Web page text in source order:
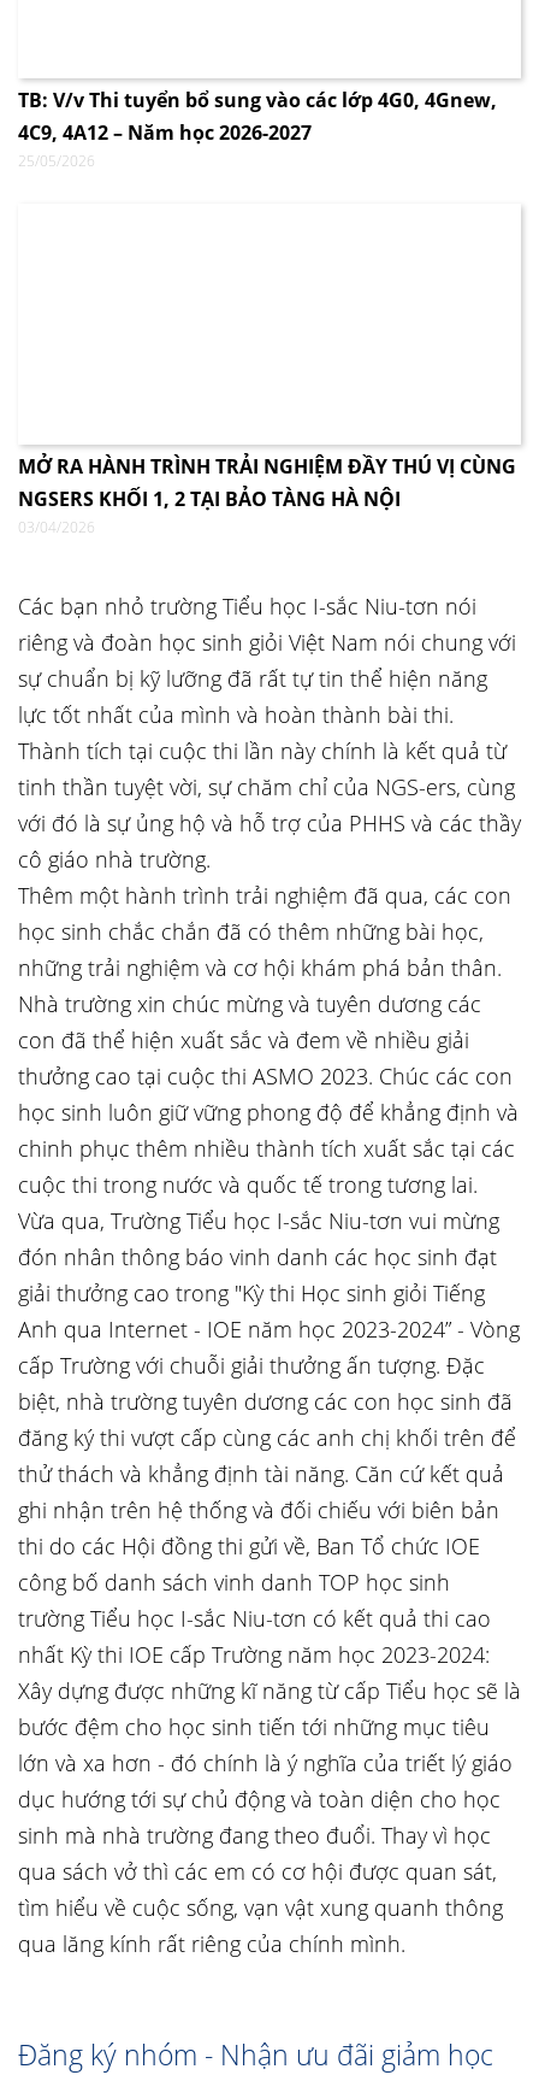
TB: V/v Thi tuyển bổ sung vào các lớp 4G0, 4Gnew,
4C9, 4A12 – Năm học 2026-2027
25/05/2026
MỞ RA HÀNH TRÌNH TRẢI NGHIỆM ĐẦY THÚ VỊ CÙNG
NGSERS KHỐI 1, 2 TẠI BẢO TÀNG HÀ NỘI
03/04/2026
Các bạn nhỏ trường Tiểu học I-sắc Niu-tơn nói
riêng và đoàn học sinh giỏi Việt Nam nói chung với
sự chuẩn bị kỹ lưỡng đã rất tự tin thể hiện năng
lực tốt nhất của mình và hoàn thành bài thi.
Thành tích tại cuộc thi lần này chính là kết quả từ
tinh thần tuyệt vời, sự chăm chỉ của NGS-ers, cùng
với đó là sự ủng hộ và hỗ trợ của PHHS và các thầy
cô giáo nhà trường.
Thêm một hành trình trải nghiệm đã qua, các con
học sinh chắc chắn đã có thêm những bài học,
những trải nghiệm và cơ hội khám phá bản thân.
Nhà trường xin chúc mừng và tuyên dương các
con đã thể hiện xuất sắc và đem về nhiều giải
thưởng cao tại cuộc thi ASMO 2023. Chúc các con
học sinh luôn giữ vững phong độ để khẳng định và
chinh phục thêm nhiều thành tích xuất sắc tại các
cuộc thi trong nước và quốc tế trong tương lai.
Vừa qua, Trường Tiểu học I-sắc Niu-tơn vui mừng
đón nhân thông báo vinh danh các học sinh đạt
giải thưởng cao trong "Kỳ thi Học sinh giỏi Tiếng
Anh qua Internet - IOE năm học 2023-2024” - Vòng
cấp Trường với chuỗi giải thưởng ấn tượng. Đặc
biệt, nhà trường tuyên dương các con học sinh đã
đăng ký thi vượt cấp cùng các anh chị khối trên để
thử thách và khẳng định tài năng. Căn cứ kết quả
ghi nhận trên hệ thống và đối chiếu với biên bản
thi do các Hội đồng thi gửi về, Ban Tổ chức IOE
công bố danh sách vinh danh TOP học sinh
trường Tiểu học I-sắc Niu-tơn có kết quả thi cao
nhất Kỳ thi IOE cấp Trường năm học 2023-2024:
Xây dựng được những kĩ năng từ cấp Tiểu học sẽ là
bước đệm cho học sinh tiến tới những mục tiêu
lớn và xa hơn - đó chính là ý nghĩa của triết lý giáo
dục hướng tới sự chủ động và toàn diện cho học
sinh mà nhà trường đang theo đuổi. Thay vì học
qua sách vở thì các em có cơ hội được quan sát,
tìm hiểu về cuộc sống, vạn vật xung quanh thông
qua lăng kính rất riêng của chính mình.
Đăng ký nhóm - Nhận ưu đãi giảm học